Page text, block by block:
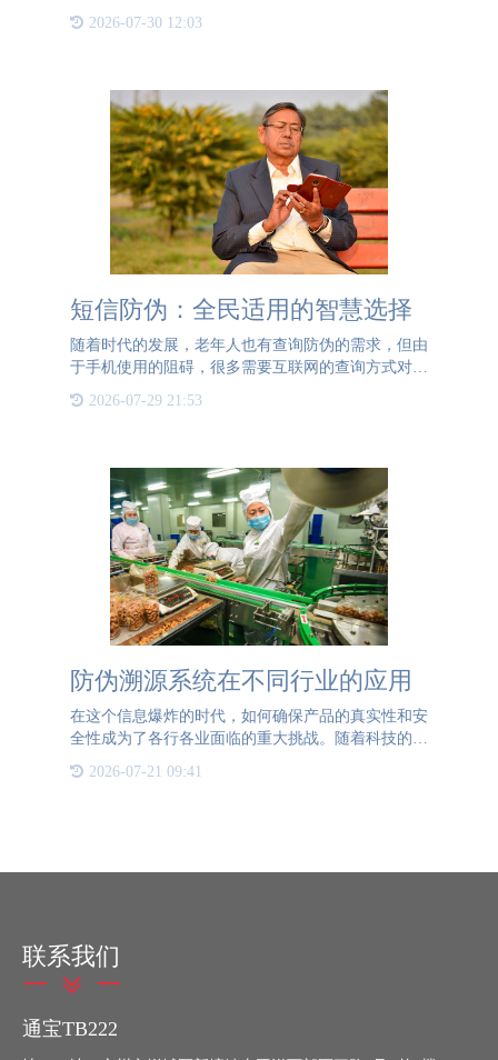
高质量及市场有序发展的重要手段。以茶产业为例，
建立完备的追踪监管机制，不仅有助于提高产品质量
2026-07-30 12:03
短信防伪：全民适用的智慧选择
随着时代的发展，老年人也有查询防伪的需求，但由
于手机使用的阻碍，很多需要互联网的查询方式对于
放弃查询，这对于企业来说也是一种损失。尤其是一
2026-07-29 21:53
防伪溯源系统在不同行业的应用
在这个信息爆炸的时代，如何确保产品的真实性和安
全性成为了各行各业面临的重大挑战。随着科技的进
步，防伪溯源系统应运而生，并迅速在各个领域崭露
头角。食品行业食品安全一直是公众关注的焦点。近
2026-07-21 09:41
联系我们
通宝TB222